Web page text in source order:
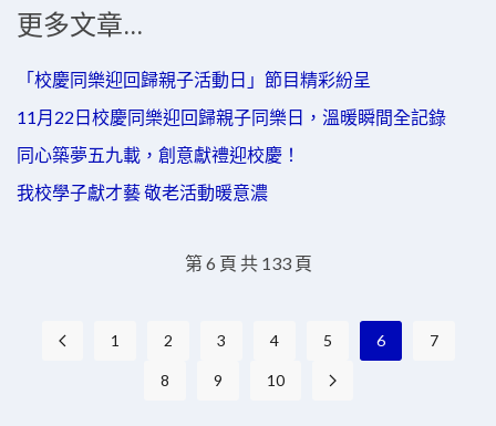
更多文章...
「校慶同樂迎回歸親子活動日」節目精彩紛呈
11月22日校慶同樂迎回歸親子同樂日，溫暖瞬間全記錄
同心築夢五九載，創意獻禮迎校慶！
我校學子獻才藝 敬老活動暖意濃
第 6 頁 共 133 頁
1 2 3 4 5 6 7
8 9 10